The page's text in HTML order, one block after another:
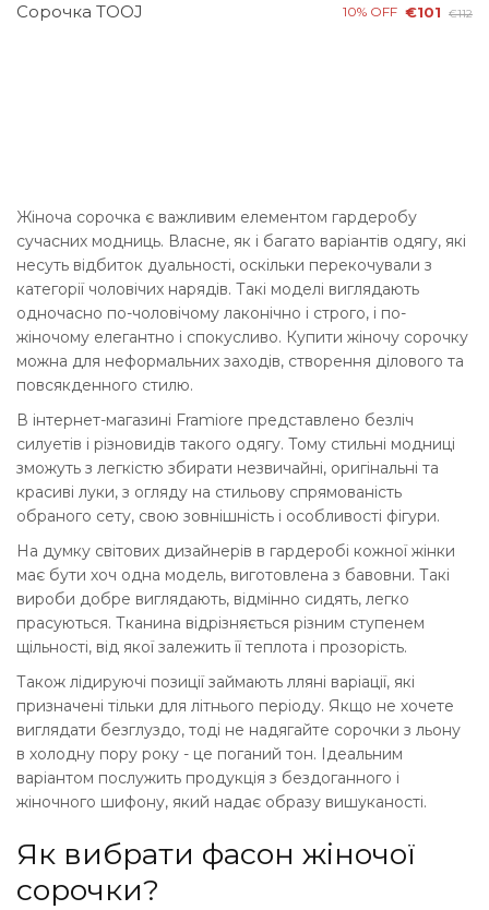
Сорочка TOOJ 10% OFF €101 €112
Жіноча сорочка є важливим елементом гардеробу
сучасних модниць. Власне, як і багато варіантів одягу, які
несуть відбиток дуальності, оскільки перекочували з
категорії чоловічих нарядів. Такі моделі виглядають
одночасно по-чоловічому лаконічно і строго, і по-
жіночому елегантно і спокусливо. Купити жіночу сорочку
можна для неформальних заходів, створення ділового та
повсякденного стилю.
В інтернет-магазині Framiore представлено безліч
силуетів і різновидів такого одягу. Тому стильні модниці
зможуть з легкістю збирати незвичайні, оригінальні та
красиві луки, з огляду на стильову спрямованість
обраного сету, свою зовнішність і особливості фігури.
На думку світових дизайнерів в гардеробі кожної жінки
має бути хоч одна модель, виготовлена ​​з бавовни. Такі
вироби добре виглядають, відмінно сидять, легко
прасуються. Тканина відрізняється різним ступенем
щільності, від якої залежить її теплота і прозорість.
Також лідируючі позиції займають лляні варіації, які
призначені тільки для літнього періоду. Якщо не хочете
виглядати безглуздо, тоді не надягайте сорочки з льону
в холодну пору року - це поганий тон. Ідеальним
варіантом послужить продукція з бездоганного і
жіночного шифону, який надає образу вишуканості.
Як вибрати фасон жіночої
сорочки?